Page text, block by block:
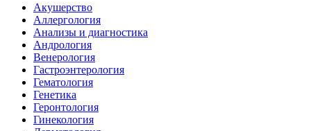
Акушерство
Аллергология
Анализы и диагностика
Андрология
Венерология
Гастроэнтерология
Гематология
Генетика
Геронтология
Гинекология